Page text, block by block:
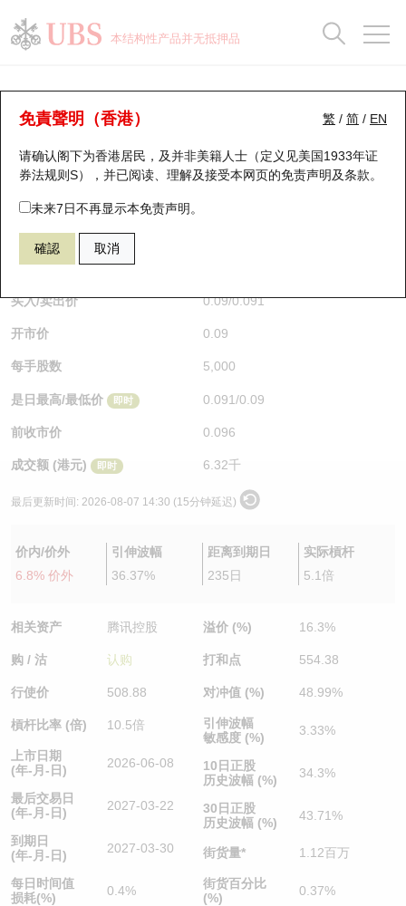
本结构性产品并无抵押品
繁 / 简 / EN
免責聲明（香港）
请确认阁下为香港居民，及并非美籍人士（定义见美国1933年证
券法规则S），并已阅读、理解及接受本网页的免责声明及条款。
未来7日不再显示本免责声明。
確認 取消
认股证分析仪
表现 街货统计 比较
13419 瑞银认购 0700 腾讯控股
$0.091 0.005
买入/卖出价 0.09/0.091
开市价 0.09
每手股数 5,000
是日最高/最低价 即时 0.091/0.09
前收市价 0.096
成交额 (港元) 即时 6.32千
最后更新时间: 2026-08-07 14:30 (15分钟延迟)
价内/价外
6.8% 价外
引伸波幅
36.37%
距离到期日
235日
实际槓杆
5.1倍
相关资产 腾讯控股
购 / 沽 认购
行使价 508.88
槓杆比率 (倍) 10.5倍
上市日期
(年-月-日)
2026-06-08
最后交易日
(年-月-日)
2027-03-22
到期日
(年-月-日)
2027-03-30
每日时间值
损耗(%)
0.4%
溢价 (%) 16.3%
打和点 554.38
对冲值 (%) 48.99%
引伸波幅
敏感度 (%)
3.33%
10日正股
历史波幅 (%)
34.3%
30日正股
历史波幅 (%)
43.71%
街货量* 1.12百万
街货百分比
(%)
0.37%
瑞银认股证一览
新发行瑞银认股证
即将到期认股证
认股证到期结算价查找
认股证分析仪
认股证速算机
认股证/牛熊证日志
认股证文件及公告
街货统计
比较
牛熊全景快搜
牛熊证搜寻
牛熊证街货分布图
正股牛熊证列表
新发行瑞银牛熊证
已收回牛熊证剩余价值
牛熊证到期结算价查找
牛熊证分析仪
街货统计
比较
十大升幅/跌幅
十大认股证成交分布
十天股证占大市成交
资金流
街货统计
三十大平均引伸波幅
正股分析仪
二十大活跃股份
恒指成份股
国指成份股
科指成份股
相关资产沽空
中资ETFs溢价比较
AH 股价对照
持股比重
显示所有持股比重
每月轮证大市专题
轮证专栏
讲座及教育短片
认股证投资者教育
牛熊证投资者教育
认股证牛熊证常问问题